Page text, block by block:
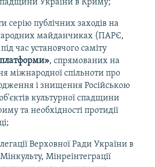
України в Криму;
серію публічних заходів на
майданчиках (ПAРЄ,
час установчого саміту
, спрямованих на
міжнародної спільноти про
і знищення Російською
культурної спадщини
та необхідності протидії
Верховної Ради України в
Мінреінтеграції